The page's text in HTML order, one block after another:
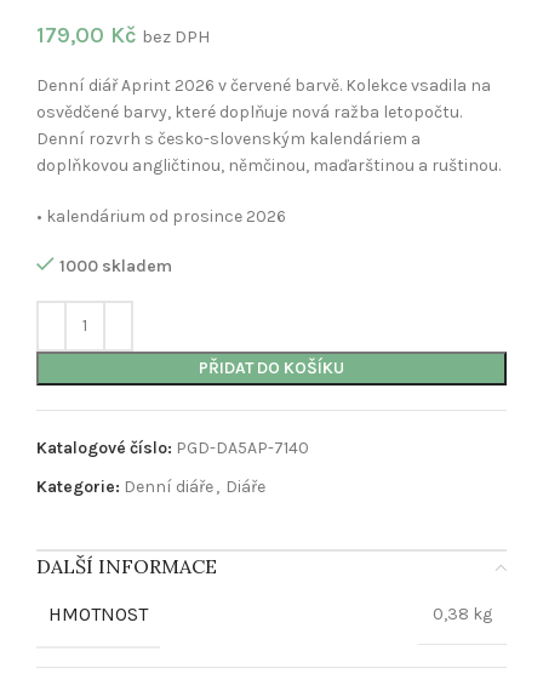
179,00 Kč bez DPH
Denní diář Aprint 2026 v červené barvě. Kolekce vsadila na
osvědčené barvy, které doplňuje nová ražba letopočtu.
Denní rozvrh s česko-slovenským kalendáriem a
doplňkovou angličtinou, němčinou, maďarštinou a ruštinou.
• kalendárium od prosince 2026
1000 skladem
PŘIDAT DO KOŠÍKU
Katalogové číslo: PGD-DA5AP-7140
Kategorie: Denní diáře, Diáře
DALŠÍ INFORMACE
HMOTNOST 0,38 kg